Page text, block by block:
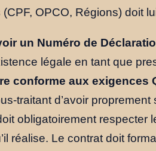
(CPF, OPCO, Régions) doit
un Numéro de
légale en tant que
conforme aux exigences
traitant d’avoir
obligatoirement respecter
réalise. Le contrat doit